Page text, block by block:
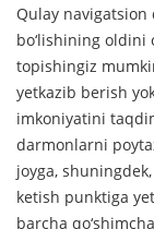
Qulay
bo‘lishining
topishingiz
yetkazib berish
imkoniyatini
darmonlarni
joyga,
ketish punktiga
barcha